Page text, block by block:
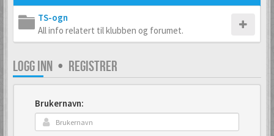
TS-ogn
All info relatert til klubben og forumet.
LOGG INN • REGISTRER
Brukernavn: